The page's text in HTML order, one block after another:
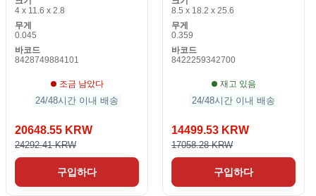
4 x 11.6 x 2.8
무게
0.045
바코드
8428749884101
조금 남았다
24/48시간 이내 배송
20648.55 KRW
24292.41 KRW
구입하다
8.5 x 18.2 x 25.6
무게
0.359
바코드
8422259342700
재고 있음
24/48시간 이내 배송
14499.53 KRW
17058.28 KRW
구입하다